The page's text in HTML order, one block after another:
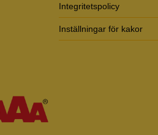
Integritetspolicy
Inställningar för kakor